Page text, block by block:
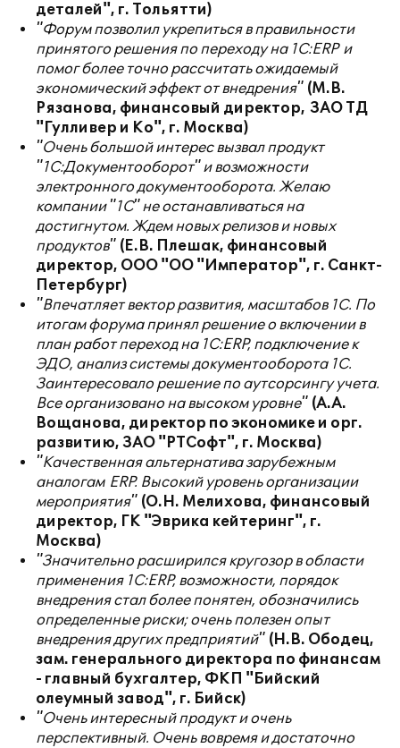
деталей", г. Тольятти)
"Форум позволил укрепиться в правильности
принятого решения по переходу на 1С:ERPи
помог более точно рассчитать ожидаемый
экономический эффект от внедрения" (М.В.
Рязанова, финансовый директор, ЗАО ТД
"Гулливер и Ко", г. Москва)
"Очень большой интерес вызвал продукт
"1С:Документооборот" и возможности
электронного документооборота. Желаю
компании "1С" не останавливаться на
достигнутом. Ждем новых релизов и новых
продуктов" (Е.В. Плешак, финансовый
директор, ООО "ОО "Император", г. Санкт-
Петербург)
"Впечатляет вектор развития, масштабов 1С. По
итогам форума принял решение о включении в
план работ переход на 1С:ERP, подключение к
ЭДО, анализ системы документооборота 1С.
Заинтересовало решение по аутсорсингу учета.
Все организовано на высоком уровне" (А.А.
Вощанова, директор по экономике и орг.
развитию, ЗАО "РТСофт", г. Москва)
"Качественная альтернатива зарубежным
аналогам ERP. Высокий уровень организации
мероприятия" (О.Н. Мелихова, финансовый
директор, ГК "Эврика кейтеринг", г.
Москва)
"Значительно расширился кругозор в области
применения 1С:ERP, возможности, порядок
внедрения стал более понятен, обозначились
определенные риски; очень полезен опыт
внедрения других предприятий" (Н.В. Ободец,
зам. генерального директора по финансам
- главный бухгалтер, ФКП "Бийский
олеумный завод", г. Бийск)
"Очень интересный продукт и очень
перспективный. Очень вовремя и достаточно